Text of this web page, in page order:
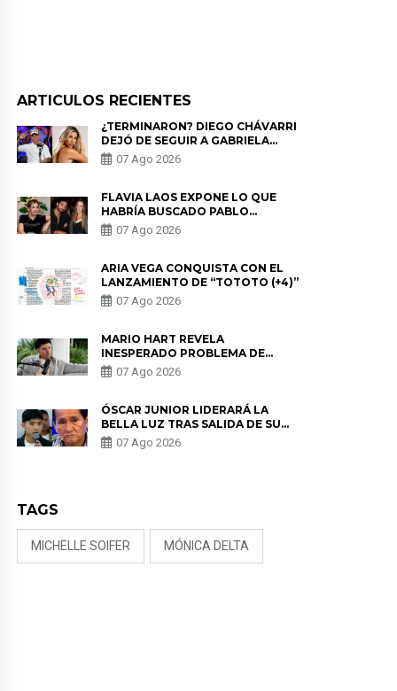
ARTICULOS RECIENTES
¿TERMINARON? DIEGO CHÁVARRI
DEJÓ DE SEGUIR A GABRIELA
HERRERA Y ANUNCIA SU SALIDA
DE PÓDCAST
07 Ago 2026
FLAVIA LAOS EXPONE LO QUE
HABRÍA BUSCADO PABLO
HEREDIA CON ALE FULLER: “UNA
DE LAS PARTES QUERÍA EL
07 Ago 2026
ARIA VEGA CONQUISTA CON EL
LANZAMIENTO DE “TOTOTO (+4)”
07 Ago 2026
MARIO HART REVELA
INESPERADO PROBLEMA DE
SALUD ANTES DE SEPARARSE DE
KORINA: “ME ENCONTRARON UN
07 Ago 2026
ÓSCAR JUNIOR LIDERARÁ LA
BELLA LUZ TRAS SALIDA DE SU
PADRE POR POLÉMICA CON
NALDY SALDAÑA
07 Ago 2026
TAGS
MICHELLE SOIFER MÓNICA DELTA